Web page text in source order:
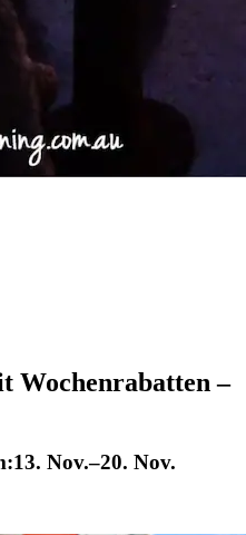
Wochenrabatten –
13. Nov.–20. Nov.